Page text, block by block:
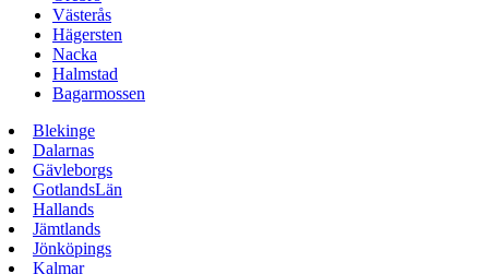
Västerås
Hägersten
Nacka
Halmstad
Bagarmossen
Blekinge
Dalarnas
Gävleborgs
GotlandsLän
Hallands
Jämtlands
Jönköpings
Kalmar